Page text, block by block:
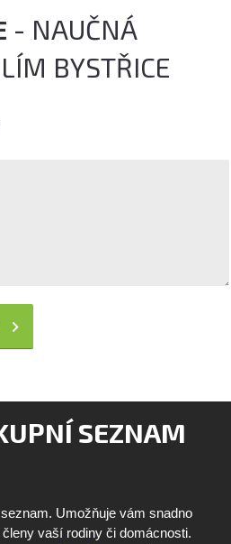
- NAUČNÁ
BYSTŘICE
SEZNAM
Umožňuje vám snadno
vaší rodiny či domácnosti.